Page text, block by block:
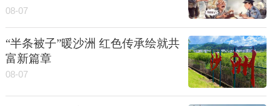
08-07
“半条被子”暖沙洲 红色传承绘就共
富新篇章
08-07